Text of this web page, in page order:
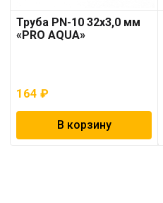
Труба PN-10 32х3,0 мм
«PRO AQUA»
164 ₽
В корзину